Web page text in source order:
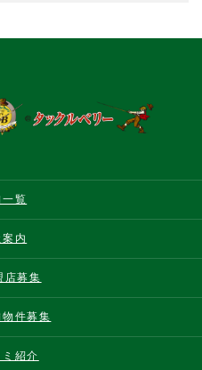
一覧
内
店募集
件募集
紹介